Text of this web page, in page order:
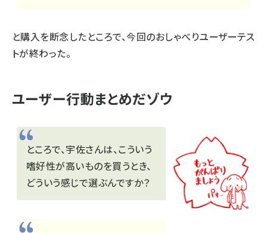
と購入を断念したところで、今回のおしゃべりユーザーテス
トが終わった。
ユーザー行動まとめだゾウ
ところで、宇佐さんは、こういう
嗜好性が高いものを買うとき、
どういう感じで選ぶんですか？